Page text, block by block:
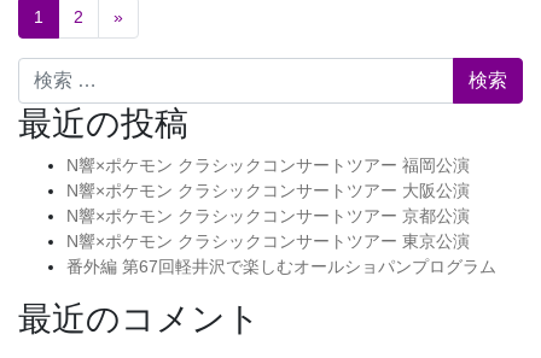
1
2 »
検索
最近の投稿
N響×ポケモン クラシックコンサートツアー 福岡公演
N響×ポケモン クラシックコンサートツアー 大阪公演
N響×ポケモン クラシックコンサートツアー 京都公演
N響×ポケモン クラシックコンサートツアー 東京公演
番外編 第67回軽井沢で楽しむオールショパンプログラム
最近のコメント